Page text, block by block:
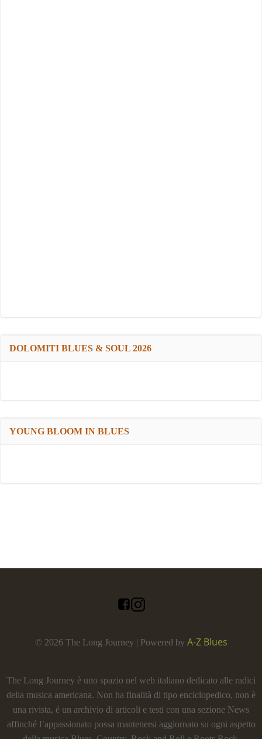
DOLOMITI BLUES & SOUL 2026
YOUNG BLOOM IN BLUES
© 2026 The Long Journey | Powered by A-Z Blues
The Long Journey è uno spazio nel web italiano dedicato alle radici
della musica americana. Non ha finalità di tipo enciclopedico, non è
una rivista, é un archivio di articoli e testi con una sezione News
affinché l’appassionato possa mantenersi aggiornato su ogni aspetto